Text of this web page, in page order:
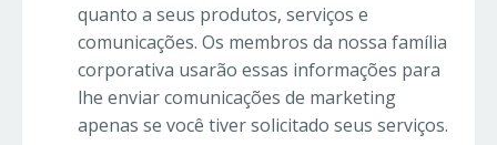
quanto a seus produtos, serviços e
comunicações. Os membros da nossa família
corporativa usarão essas informações para
lhe enviar comunicações de marketing
apenas se você tiver solicitado seus serviços.